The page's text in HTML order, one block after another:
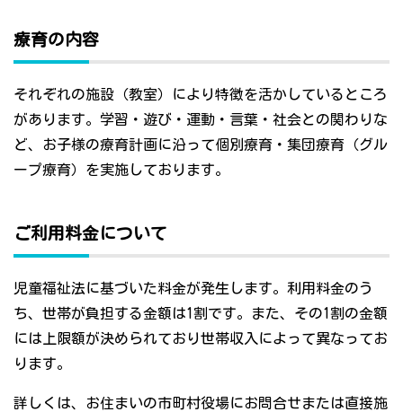
療育の内容
それぞれの施設（教室）により特徴を活かしているところ
があります。学習・遊び・運動・言葉・社会との関わりな
ど、お子様の療育計画に沿って個別療育・集団療育（グル
ープ療育）を実施しております。
ご利用料金について
児童福祉法に基づいた料金が発生します。利用料金のう
ち、世帯が負担する金額は1割です。また、その1割の金額
には上限額が決められており世帯収入によって異なってお
ります。
詳しくは、お住まいの市町村役場にお問合せまたは直接施